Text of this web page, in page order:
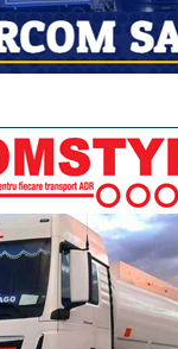
RECLAMA